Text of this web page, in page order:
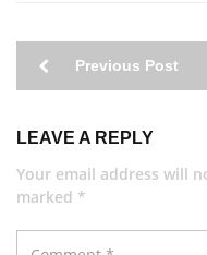
Previous Post
LEAVE A REPLY
Your email address will
marked *